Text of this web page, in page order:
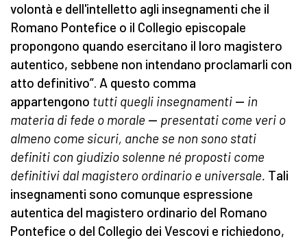
volontà e dell'intelletto agli insegnamenti che il
Romano Pontefice o il Collegio episcopale
propongono quando esercitano il loro magistero
autentico, sebbene non intendano proclamarli con
atto definitivo”. A questo comma
appartengono tutti quegli insegnamenti — in
materia di fede o morale — presentati come veri o
almeno come sicuri, anche se non sono stati
definiti con giudizio solenne né proposti come
definitivi dal magistero ordinario e universale. Tali
insegnamenti sono comunque espressione
autentica del magistero ordinario del Romano
Pontefice o del Collegio dei Vescovi e richiedono,